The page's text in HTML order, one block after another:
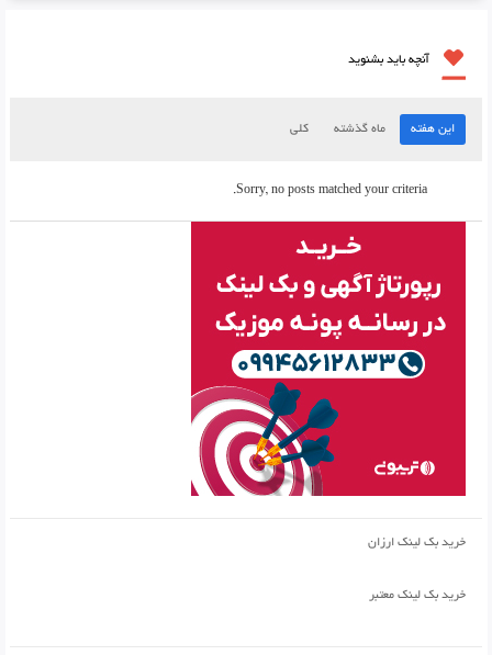
آنچه باید بشنوید
این هفته ماه گذشته کلی
Sorry, no posts matched your criteria.
خرید بک لینک ارزان
خرید بک لینک معتبر